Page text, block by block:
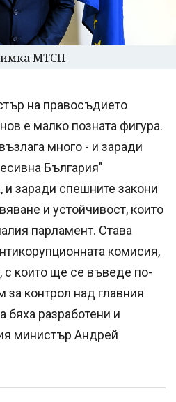
МТСП
на правосъдието
е малко позната фигура.
много - и заради
България"
заради спешните закони
и устойчивост, които
парламент. Става
комисия,
с които ще се въведе по-
контрол над главния
бяха разработени и
министър Андрей